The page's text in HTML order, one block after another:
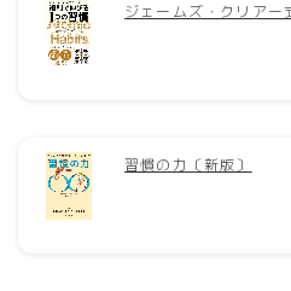
ジェームズ・クリア
習慣の力〔新版〕